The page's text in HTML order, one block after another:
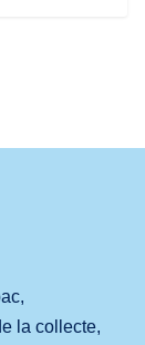
la collecte,